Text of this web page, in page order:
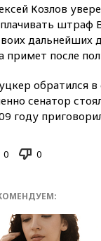
Козлов
штраф
дальнейших
примет после
обратился
сенатор
году
0 0